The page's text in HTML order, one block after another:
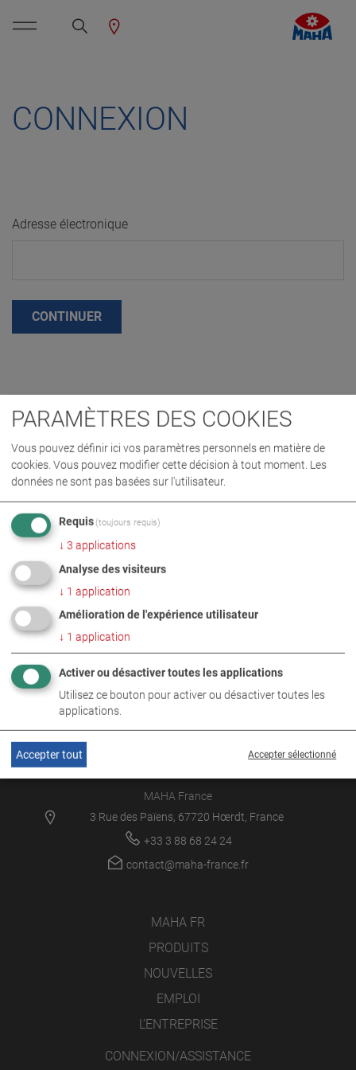
CONNEXION
Adresse électronique
CONTINUER
MAHA France
3 Rue des Païens, 67720 Hœrdt, France
+33 3 88 68 24 24
contact@maha-france.fr
MAHA FR
PRODUITS
NOUVELLES
EMPLOI
L’ENTREPRISE
CONNEXION/ASSISTANCE
PARAMÈTRES DES COOKIES
Vous pouvez définir ici vos paramètres personnels en matière de
cookies. Vous pouvez modifier cette décision à tout moment. Les
données ne sont pas basées sur l'utilisateur.
Requis (toujours requis)
↓ 3 applications
Analyse des visiteurs
↓ 1 application
Amélioration de l'expérience utilisateur
↓ 1 application
Activer ou désactiver toutes les applications
Utilisez ce bouton pour activer ou désactiver toutes les
applications.
Accepter sélectionné
Accepter tout